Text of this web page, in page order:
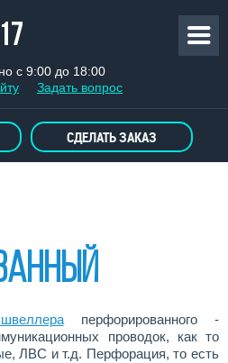
с 9:00 до 18:00
Задать вопрос
СДЕЛАТЬ ЗАКАЗ
перфорированного -
проводок, как то
ЛВС и т.д. Перфорация, то есть